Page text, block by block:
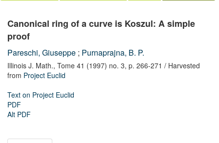
Canonical ring of a curve is Koszul: A simple
proof
Pareschi, Giuseppe ; Purnaprajna, B. P.
Illinois J. Math., Tome 41 (1997) no. 3, p. 266-271 / Harvested
from Project Euclid
Text on Project Euclid
PDF
Alt PDF